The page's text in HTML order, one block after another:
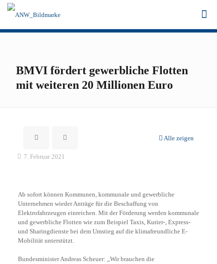
BMVI fördert gewerbliche Flotten
mit weiteren 20 Millionen Euro
Alle zeigen
7. Februar 2021
Ab sofort können Kommunen, kommunale und gewerbliche
Unternehmen wieder Anträge für die Beschaffung von
Elektrofahrzeugen einreichen. Mit der Förderung werden kommunale
und gewerbliche Flotten wie zum Beispiel Taxis, Kurier-, Express-
und Sharingdienste bei dem Umstieg auf die klimafreundliche E-
Mobilität unterstützt.
Bundesminister Andreas Scheuer: „Wir brauchen die